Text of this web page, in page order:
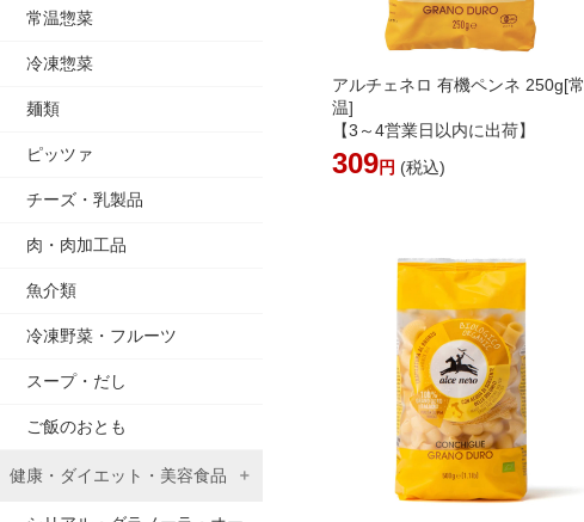
常温惣菜
冷凍惣菜
麺類
ピッツァ
チーズ・乳製品
肉・肉加工品
魚介類
冷凍野菜・フルーツ
スープ・だし
ご飯のおとも
健康・ダイエット・美容食品
アルチェネロ 有機ペンネ 250g[常
温]
【3～4営業日以内に出荷】
309円 (税込)